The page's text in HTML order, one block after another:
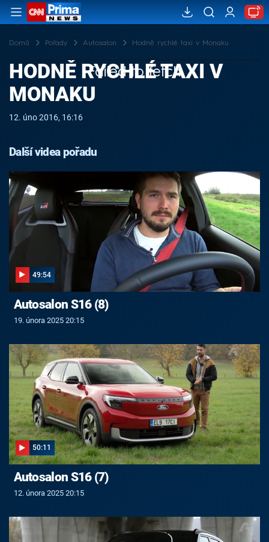
Domů Pořady Autosalon Hodně rychlé taxi v Monaku
Failed to fetch
HODNĚ RYCHLÉ TAXI V
MONAKU
12. úno 2016, 16:16
Další videa pořadu
49:54
Autosalon S16 (8)
19. února 2025 20:15
50:11
Autosalon S16 (7)
12. února 2025 20:15